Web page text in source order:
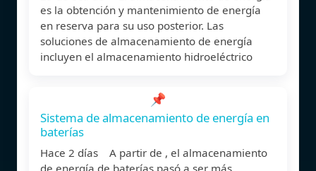
es la obtención y mantenimiento de energía
en reserva para su uso posterior. Las
soluciones de almacenamiento de energía
incluyen el almacenamiento hidroeléctrico
📌
Sistema de almacenamiento de energía en
baterías
Hace 2 días A partir de , el almacenamiento
de energía de baterías pasó a ser más